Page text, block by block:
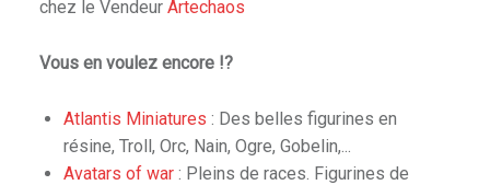
chez le Vendeur Artechaos
Vous en voulez encore !?
Atlantis Miniatures : Des belles figurines en
résine, Troll, Orc, Nain, Ogre, Gobelin,...
Avatars of war: Pleins de races. Figurines de